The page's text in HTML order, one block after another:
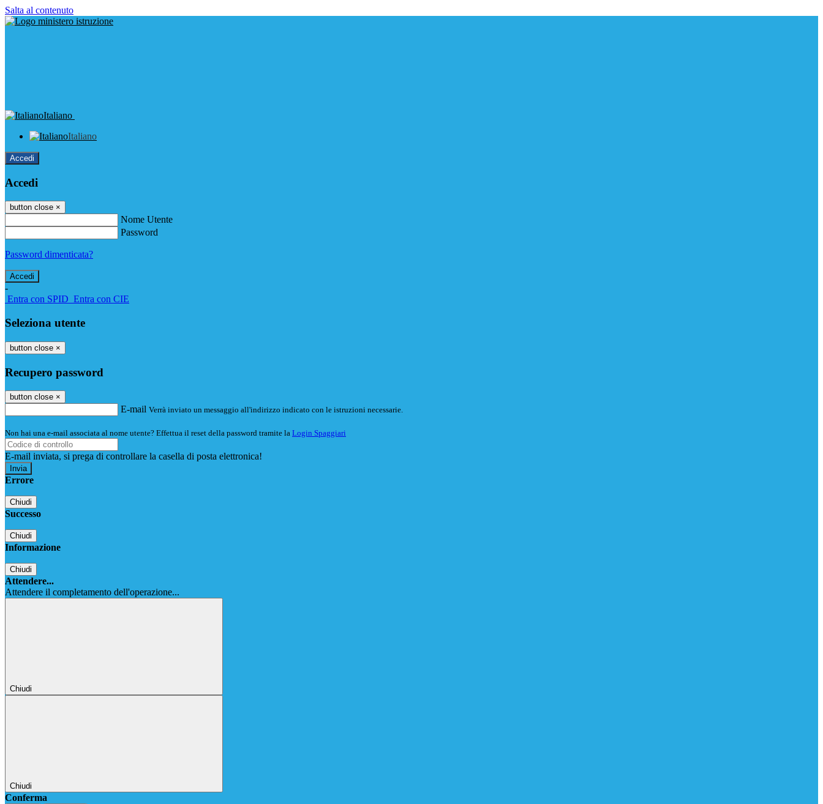
Salta al contenuto
Italiano
Italiano
Accedi
Accedi
button close ×
Nome Utente
Password
Password dimenticata?
-
Entra con SPID Entra con CIE
Seleziona utente
button close ×
Recupero password
button close ×
E-mail Verrà inviato un messaggio all'indirizzo indicato con le istruzioni necessarie.
Non hai una e-mail associata al nome utente? Effettua il reset della password tramite la Login Spaggiari
E-mail inviata, si prega di controllare la casella di posta elettronica!
Errore
Chiudi
Successo
Chiudi
Informazione
Chiudi
Attendere...
Attendere il completamento dell'operazione...
Chiudi
Chiudi
Conferma